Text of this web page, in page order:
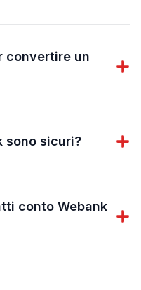
convertire un
sono sicuri?
conto Webank